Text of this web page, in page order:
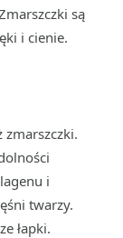
są
i cienie.
zmarszczki.
i
twarzy.
łapki.